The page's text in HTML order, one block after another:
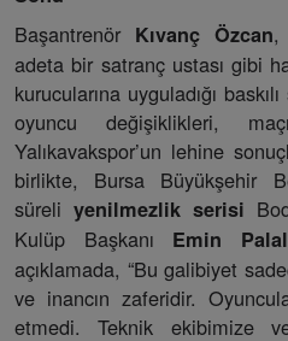
Başantrenör Kıvanç Özcan,
adeta bir satranç ustası gibi
kurucularına uyguladığı
oyuncu değişiklikleri,
Yalıkavakspor’un lehine
birlikte, Bursa Büyükşehir
süreli yenilmezlik serisi
Kulüp Başkanı Emin
açıklamada, “Bu galibiyet
ve inancın zaferidir.
etmedi. Teknik ekibimize